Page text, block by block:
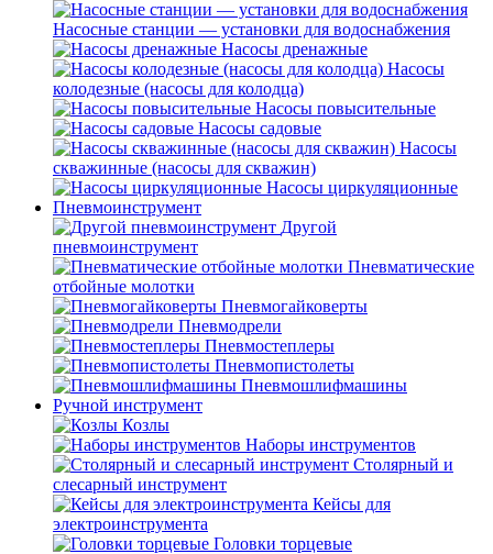
Насосные станции — установки для водоснабжения
Насосы дренажные
Насосы
колодезные (насосы для колодца)
Насосы повысительные
Насосы садовые
Насосы
скважинные (насосы для скважин)
Насосы циркуляционные
Пневмоинструмент
Другой
пневмоинструмент
Пневматические
отбойные молотки
Пневмогайковерты
Пневмодрели
Пневмостеплеры
Пневмопистолеты
Пневмошлифмашины
Ручной инструмент
Козлы
Наборы инструментов
Столярный и
слесарный инструмент
Кейсы для
электроинструмента
Головки торцевые